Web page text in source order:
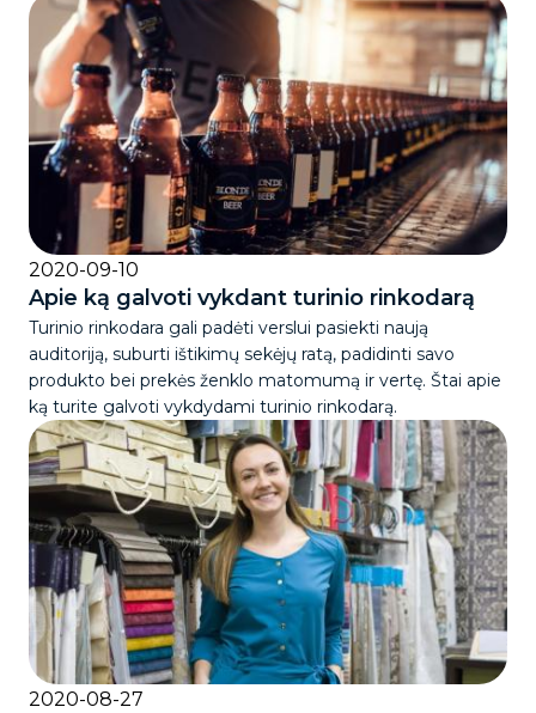
2020-09-10
Apie ką galvoti vykdant turinio rinkodarą
Turinio rinkodara gali padėti verslui pasiekti naują
auditoriją, suburti ištikimų sekėjų ratą, padidinti savo
produkto bei prekės ženklo matomumą ir vertę. Štai apie
ką turite galvoti vykdydami turinio rinkodarą.
2020-08-27